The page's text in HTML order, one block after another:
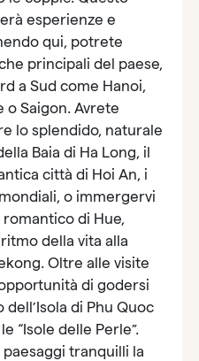
esperienze e
qui, potrete
principali del paese,
a Sud come Hanoi,
o Saigon. Avrete
lo splendido, naturale
Baia di Ha Long, il
città di Hoi An, i
o immergervi
di Hue,
della vita alla
Oltre alle visite
di godersi
di Phu Quoc
“Isole delle Perle”.
tranquilli la